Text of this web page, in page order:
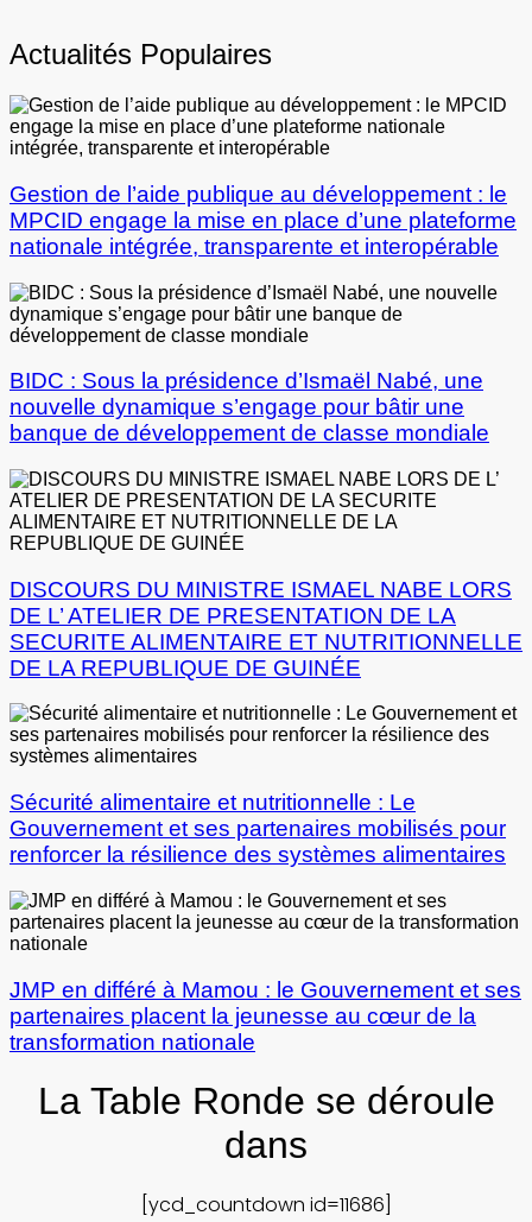
Actualités Populaires
Gestion de l’aide publique au développement : le
MPCID engage la mise en place d’une plateforme
nationale intégrée, transparente et interopérable
BIDC : Sous la présidence d’Ismaël Nabé, une
nouvelle dynamique s’engage pour bâtir une
banque de développement de classe mondiale
DISCOURS DU MINISTRE ISMAEL NABE LORS
DE L’ ATELIER DE PRESENTATION DE LA
SECURITE ALIMENTAIRE ET NUTRITIONNELLE
DE LA REPUBLIQUE DE GUINÉE
Sécurité alimentaire et nutritionnelle : Le
Gouvernement et ses partenaires mobilisés pour
renforcer la résilience des systèmes alimentaires
JMP en différé à Mamou : le Gouvernement et ses
partenaires placent la jeunesse au cœur de la
transformation nationale
La Table Ronde se déroule
dans
[ycd_countdown id=11686]